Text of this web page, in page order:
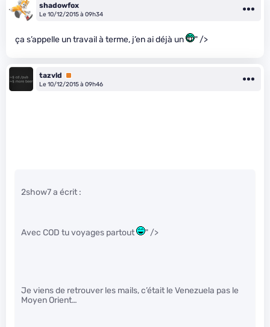
shadowfox
Le 10/12/2015 à 09h34
ça s’appelle un travail à terme, j’en ai déjà un " />
tazvld
Premium
Le 10/12/2015 à 09h46
2show7 a écrit :
Avec COD tu voyages partout " />
Je viens de retrouver les mails, c’était le Venezuela pas le
Moyen Orient…